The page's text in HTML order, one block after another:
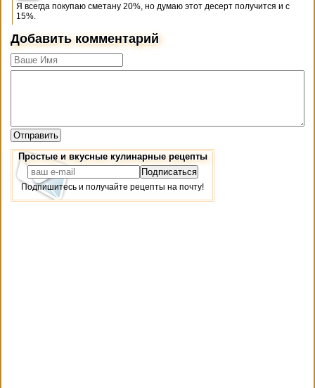
Я всегда покупаю сметану 20%, но думаю этот десерт получится и с
15%.
Добавить комментарий
Простые и вкусные кулинарные рецепты
Подпишитесь и получайте рецепты на почту!